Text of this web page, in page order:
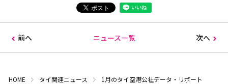
前へ ニュース一覧 次へ
HOME タイ関連ニュース 1月のタイ空港公社データ・リポート